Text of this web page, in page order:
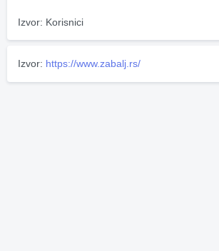
Izvor: Korisnici
Izvor: https://www.zabalj.rs/